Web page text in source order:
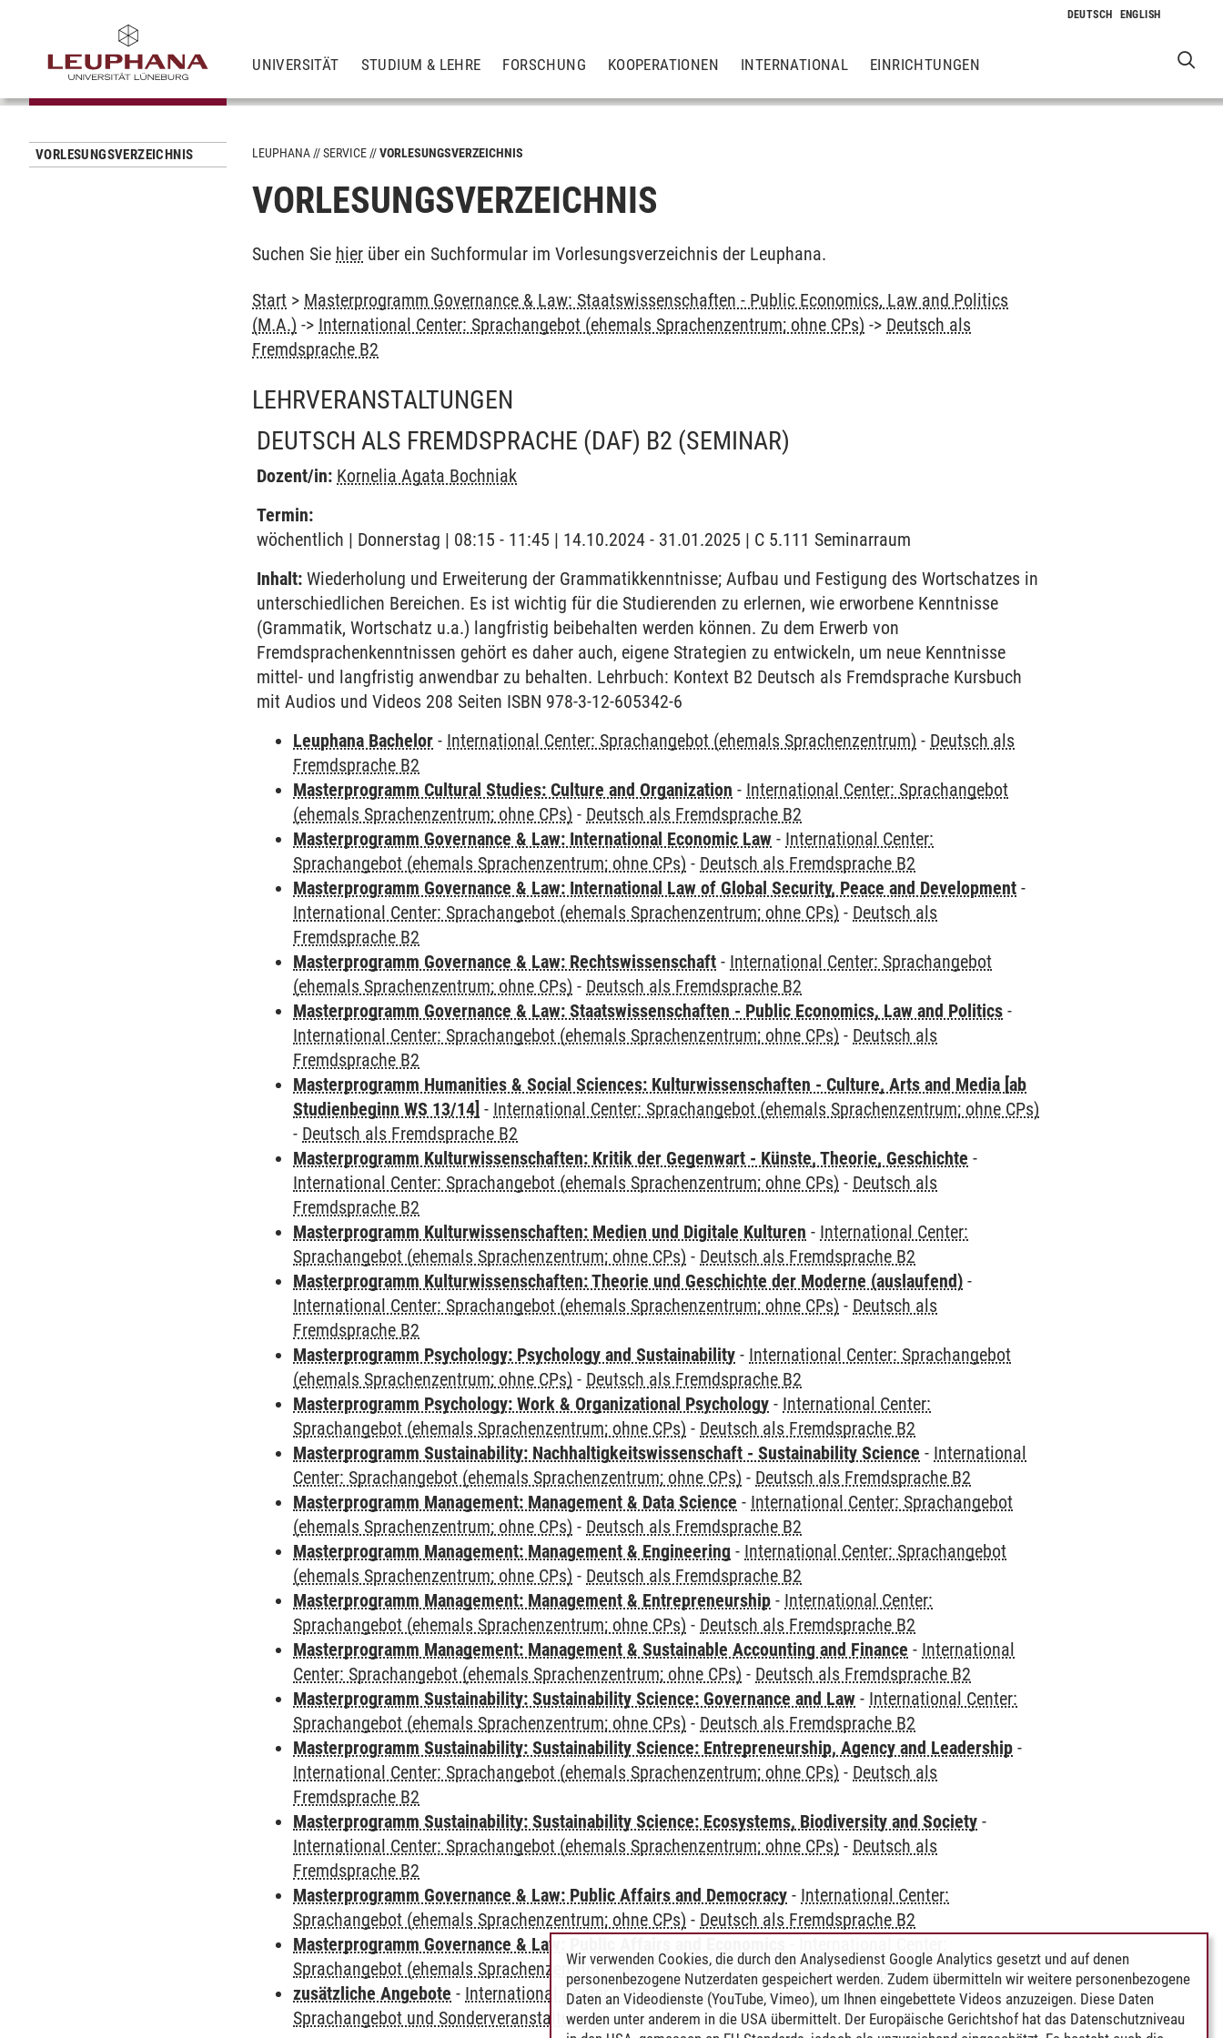
UNIVERSITÄT STUDIUM & LEHRE FORSCHUNG KOOPERATIONEN INTERNATIONAL EINRICHTUNGEN
VORLESUNGSVERZEICHNIS LEUPHANA SERVICE VORLESUNGSVERZEICHNIS
VORLESUNGSVERZEICHNIS
Suchen Sie hier über ein Suchformular im Vorlesungsverzeichnis der Leuphana.
Start > Masterprogramm Governance & Law: Staatswissenschaften - Public Economics, Law and Politics
(M.A.) -> International Center: Sprachangebot (ehemals Sprachenzentrum; ohne CPs) -> Deutsch als
Fremdsprache B2
LEHRVERANSTALTUNGEN
DEUTSCH ALS FREMDSPRACHE (DAF) B2 (SEMINAR)
Dozent/in: Kornelia Agata Bochniak
Termin:
wöchentlich | Donnerstag | 08:15 - 11:45 | 14.10.2024 - 31.01.2025 | C 5.111 Seminarraum
Inhalt: Wiederholung und Erweiterung der Grammatikkenntnisse; Aufbau und Festigung des Wortschatzes in
unterschiedlichen Bereichen. Es ist wichtig für die Studierenden zu erlernen, wie erworbene Kenntnisse
(Grammatik, Wortschatz u.a.) langfristig beibehalten werden können. Zu dem Erwerb von
Fremdsprachenkenntnissen gehört es daher auch, eigene Strategien zu entwickeln, um neue Kenntnisse
mittel- und langfristig anwendbar zu behalten. Lehrbuch: Kontext B2 Deutsch als Fremdsprache Kursbuch
mit Audios und Videos 208 Seiten ISBN 978-3-12-605342-6
Leuphana Bachelor - International Center: Sprachangebot (ehemals Sprachenzentrum) - Deutsch als
Fremdsprache B2
Masterprogramm Cultural Studies: Culture and Organization - International Center: Sprachangebot
(ehemals Sprachenzentrum; ohne CPs) - Deutsch als Fremdsprache B2
Masterprogramm Governance & Law: International Economic Law - International Center:
Sprachangebot (ehemals Sprachenzentrum; ohne CPs) - Deutsch als Fremdsprache B2
Masterprogramm Governance & Law: International Law of Global Security, Peace and Development -
International Center: Sprachangebot (ehemals Sprachenzentrum; ohne CPs) - Deutsch als
Fremdsprache B2
Masterprogramm Governance & Law: Rechtswissenschaft - International Center: Sprachangebot
(ehemals Sprachenzentrum; ohne CPs) - Deutsch als Fremdsprache B2
Masterprogramm Governance & Law: Staatswissenschaften - Public Economics, Law and Politics -
International Center: Sprachangebot (ehemals Sprachenzentrum; ohne CPs) - Deutsch als
Fremdsprache B2
Masterprogramm Humanities & Social Sciences: Kulturwissenschaften - Culture, Arts and Media [ab
Studienbeginn WS 13/14] - International Center: Sprachangebot (ehemals Sprachenzentrum; ohne CPs)
- Deutsch als Fremdsprache B2
Masterprogramm Kulturwissenschaften: Kritik der Gegenwart - Künste, Theorie, Geschichte -
International Center: Sprachangebot (ehemals Sprachenzentrum; ohne CPs) - Deutsch als
Fremdsprache B2
Masterprogramm Kulturwissenschaften: Medien und Digitale Kulturen - International Center:
Sprachangebot (ehemals Sprachenzentrum; ohne CPs) - Deutsch als Fremdsprache B2
Masterprogramm Kulturwissenschaften: Theorie und Geschichte der Moderne (auslaufend) -
International Center: Sprachangebot (ehemals Sprachenzentrum; ohne CPs) - Deutsch als
Fremdsprache B2
Masterprogramm Psychology: Psychology and Sustainability - International Center: Sprachangebot
(ehemals Sprachenzentrum; ohne CPs) - Deutsch als Fremdsprache B2
Masterprogramm Psychology: Work & Organizational Psychology - International Center:
Sprachangebot (ehemals Sprachenzentrum; ohne CPs) - Deutsch als Fremdsprache B2
Masterprogramm Sustainability: Nachhaltigkeitswissenschaft - Sustainability Science - International
Center: Sprachangebot (ehemals Sprachenzentrum; ohne CPs) - Deutsch als Fremdsprache B2
Masterprogramm Management: Management & Data Science - International Center: Sprachangebot
(ehemals Sprachenzentrum; ohne CPs) - Deutsch als Fremdsprache B2
Masterprogramm Management: Management & Engineering - International Center: Sprachangebot
(ehemals Sprachenzentrum; ohne CPs) - Deutsch als Fremdsprache B2
Masterprogramm Management: Management & Entrepreneurship - International Center:
Sprachangebot (ehemals Sprachenzentrum; ohne CPs) - Deutsch als Fremdsprache B2
Masterprogramm Management: Management & Sustainable Accounting and Finance - International
Center: Sprachangebot (ehemals Sprachenzentrum; ohne CPs) - Deutsch als Fremdsprache B2
Masterprogramm Sustainability: Sustainability Science: Governance and Law - International Center:
Sprachangebot (ehemals Sprachenzentrum; ohne CPs) - Deutsch als Fremdsprache B2
Masterprogramm Sustainability: Sustainability Science: Entrepreneurship, Agency and Leadership -
International Center: Sprachangebot (ehemals Sprachenzentrum; ohne CPs) - Deutsch als
Fremdsprache B2
Masterprogramm Sustainability: Sustainability Science: Ecosystems, Biodiversity and Society -
International Center: Sprachangebot (ehemals Sprachenzentrum; ohne CPs) - Deutsch als
Fremdsprache B2
Masterprogramm Governance & Law: Public Affairs and Democracy - International Center:
Sprachangebot (ehemals Sprachenzentrum; ohne CPs) - Deutsch als Fremdsprache B2
Masterprogramm Governance & Law: Public Affairs and Economics
Sprachangebot (ehemals Sprachenzentrum; ohne CPs)-Deutsch als Fremdsprache B2
zusätzliche Angebote - International Center: Sprachangebot (ehemals Sprachenzentrum)-
Sprachangebot und Sonderveranstaltungen
Wir verwenden Cookies, die durch den Analysedienst Google Analytics gesetzt und auf denen
personenbezogene Nutzerdaten gespeichert werden. Zudem übermitteln wir weitere personenbezogene
Daten an Videodienste (YouTube, Vimeo), um Ihnen eingebettete Videos anzuzeigen. Diese Daten
werden unter anderem in die USA übermittelt. Der Europäische Gerichtshof hat das Datenschutzniveau